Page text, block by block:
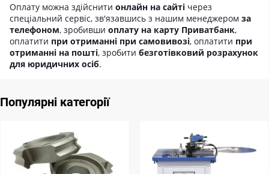
Оплату можна здійснити онлайн на сайті через
спеціальний сервіс, зв'язавшись з нашим менеджером за
телефоном, зробивши оплату на карту Приватбанк,
оплатити при отриманні при самовивозі, оплатити при
отриманні на пошті, зробити безготівковий розрахунок
для юридичних осіб.
Популярні категорії